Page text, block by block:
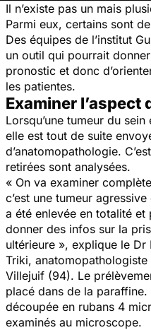
Il n’existe pas un mais
Parmi eux, certains sont
Des équipes de l’institut
un outil qui pourrait
pronostic et donc
les patientes.
Examiner l’aspect
Lorsqu’une tumeur du
elle est tout de suite
d’anatomopathologie.
retirées sont analysées.
« On va examiner
c’est une tumeur
a été enlevée en totalité
donner des infos sur la
ultérieure », explique le
Triki, anatomopathologiste
Villejuif (94). Le
placé dans de la
découpée en rubans 4
examinés au microscope.